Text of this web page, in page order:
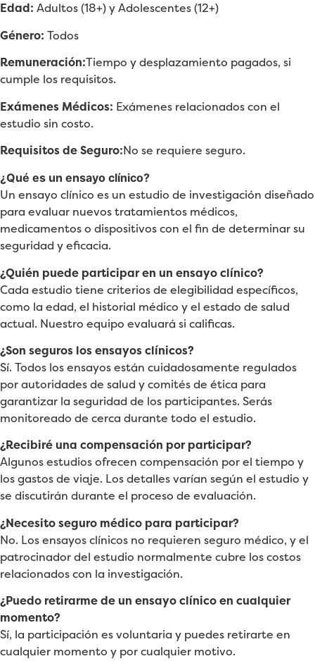
Edad: Adultos (18+) y Adolescentes (12+)
Género: Todos
Remuneración:Tiempo y desplazamiento pagados, si
cumple los requisitos.
Exámenes Médicos: Exámenes relacionados con el
estudio sin costo.
Requisitos de Seguro:No se requiere seguro.
¿Qué es un ensayo clínico?
Un ensayo clínico es un estudio de investigación diseñado
para evaluar nuevos tratamientos médicos,
medicamentos o dispositivos con el fin de determinar su
seguridad y eficacia.
¿Quién puede participar en un ensayo clínico?
Cada estudio tiene criterios de elegibilidad específicos,
como la edad, el historial médico y el estado de salud
actual. Nuestro equipo evaluará si calificas.
¿Son seguros los ensayos clínicos?
Sí. Todos los ensayos están cuidadosamente regulados
por autoridades de salud y comités de ética para
garantizar la seguridad de los participantes. Serás
monitoreado de cerca durante todo el estudio.
¿Recibiré una compensación por participar?
Algunos estudios ofrecen compensación por el tiempo y
los gastos de viaje. Los detalles varían según el estudio y
se discutirán durante el proceso de evaluación.
¿Necesito seguro médico para participar?
No. Los ensayos clínicos no requieren seguro médico, y el
patrocinador del estudio normalmente cubre los costos
relacionados con la investigación.
¿Puedo retirarme de un ensayo clínico en cualquier
momento?
Sí, la participación es voluntaria y puedes retirarte en
cualquier momento y por cualquier motivo.